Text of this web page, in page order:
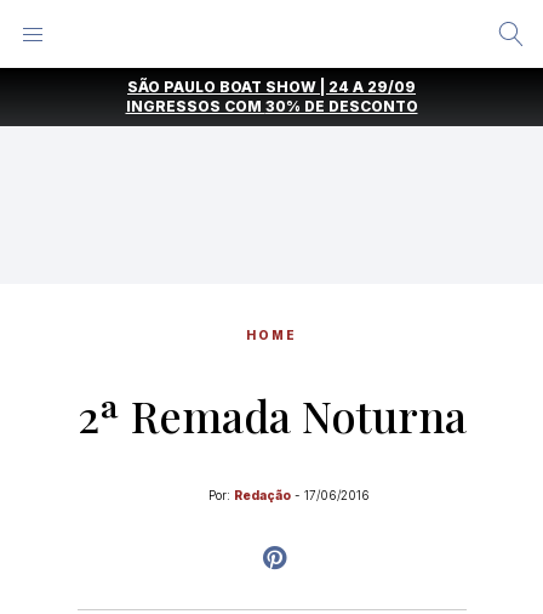
SÃO PAULO BOAT SHOW | 24 A 29/09
INGRESSOS COM 30% DE DESCONTO
HOME
2ª Remada Noturna
Por: Redação - 17/06/2016